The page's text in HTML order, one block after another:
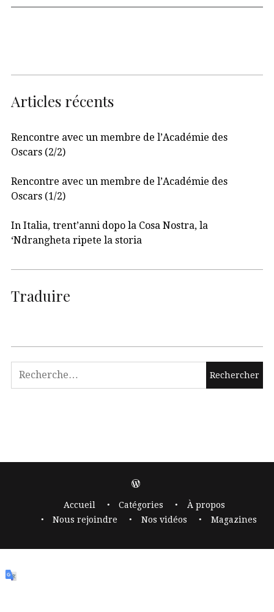
Articles récents
Rencontre avec un membre de l’Académie des
Oscars (2/2)
Rencontre avec un membre de l’Académie des
Oscars (1/2)
In Italia, trent’anni dopo la Cosa Nostra, la
‘Ndrangheta ripete la storia
Traduire
Accueil Catégories
À propos
Nous rejoindre
Nos vidéos Magazines